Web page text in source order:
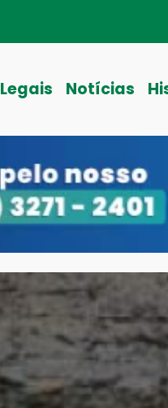
Notícias